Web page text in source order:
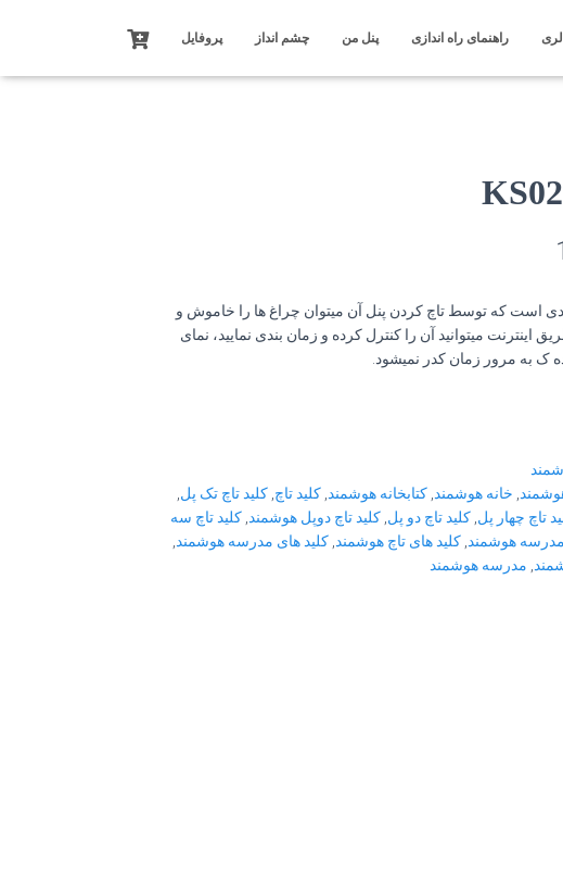
راهنمای راه اندازی پنل من چشم انداز پروفایل
است که توسط تاچ کردن پنل آن میتوان چراغ ها را خاموش و
اینترنت میتوانید آن را کنترل کرده و زمان بندی نمایید، نمای
ک به مرور زمان کدر نمیشود.
خانه هوشمند کتابخانه هوشمند کلید تاچ کلید تاچ تک پل
تاچ چهار پل کلید تاچ دو پل کلید تاچ دوپل هوشمند کلید تاچ سه
مدرسه هوشمند کلید های تاچ هوشمند کلید های مدرسه هوشمند
مدرسه هوشمند